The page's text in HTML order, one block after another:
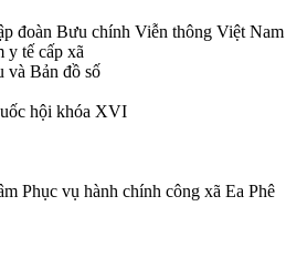
đoàn Bưu chính Viễn thông Việt Nam
y tế cấp xã
và Bản đồ số
hội khóa XVI
Phục vụ hành chính công xã Ea Phê